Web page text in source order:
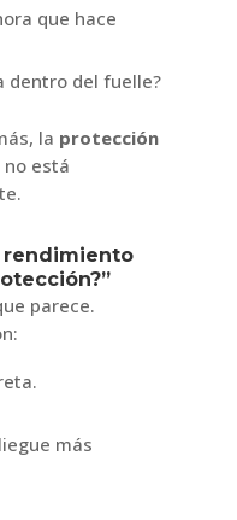
que hace
dentro del fuelle?
la protección
no está
rendimiento
parece.
más